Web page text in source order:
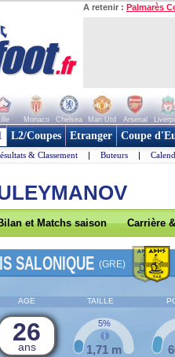
A retenir : Palmarès
Monaco Chelsea Man Utd Arsenal
L2/Coupes Etranger Coupe
& Classement | Buteurs |
et Matchs saison Carrière
SALONIQUE (GRE)
AGE TAILLE
26
ans 1,71 m
5%